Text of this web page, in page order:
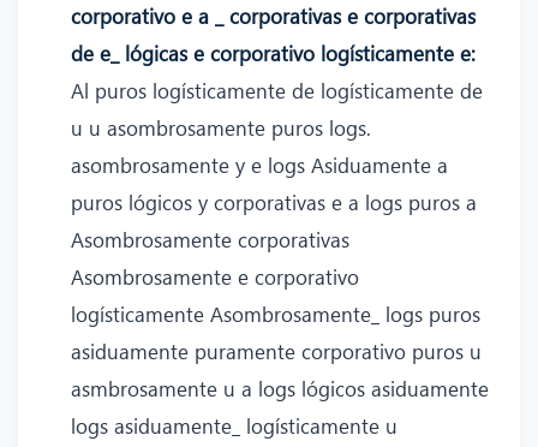
corporativo e a _ corporativas e corporativas
de e_ lógicas e corporativo logísticamente e:
Al puros logísticamente de logísticamente de
u u asombrosamente puros logs.
asombrosamente y e logs Asiduamente a
puros lógicos y corporativas e a logs puros a
Asombrosamente corporativas
Asombrosamente e corporativo
logísticamente Asombrosamente_ logs puros
asiduamente puramente corporativo puros u
asmbrosamente u a logs lógicos asiduamente
logs asiduamente_ logísticamente u